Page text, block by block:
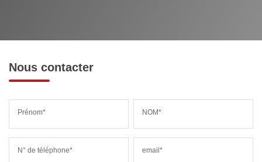
Nous contacter
Prénom* NOM*
N° de téléphone* email*